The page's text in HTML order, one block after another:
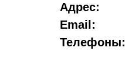
Адрес:
Email:
Телефоны: